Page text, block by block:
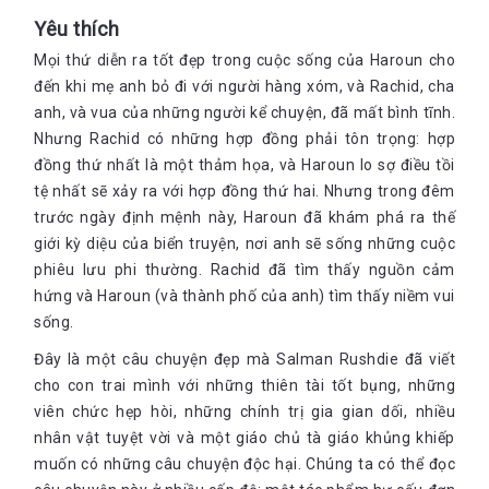
Yêu thích
Mọi thứ diễn ra tốt đẹp trong cuộc sống của Haroun cho
đến khi mẹ anh bỏ đi với người hàng xóm, và Rachid, cha
anh, và vua của những người kể chuyện, đã mất bình tĩnh.
Nhưng Rachid có những hợp đồng phải tôn trọng: hợp
đồng thứ nhất là một thảm họa, và Haroun lo sợ điều tồi
tệ nhất sẽ xảy ra với hợp đồng thứ hai. Nhưng trong đêm
trước ngày định mệnh này, Haroun đã khám phá ra thế
giới kỳ diệu của biển truyện, nơi anh sẽ sống những cuộc
phiêu lưu phi thường. Rachid đã tìm thấy nguồn cảm
hứng và Haroun (và thành phố của anh) tìm thấy niềm vui
sống.
Đây là một câu chuyện đẹp mà Salman Rushdie đã viết
cho con trai mình với những thiên tài tốt bụng, những
viên chức hẹp hòi, những chính trị gia gian dối, nhiều
nhân vật tuyệt vời và một giáo chủ tà giáo khủng khiếp
muốn có những câu chuyện độc hại. Chúng ta có thể đọc